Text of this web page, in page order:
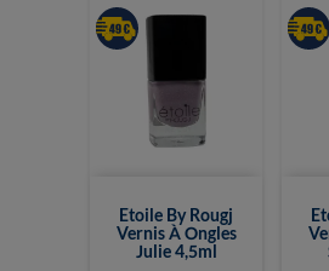
Etoile By Rougj
Vernis À Ongles
Julie 4,5ml